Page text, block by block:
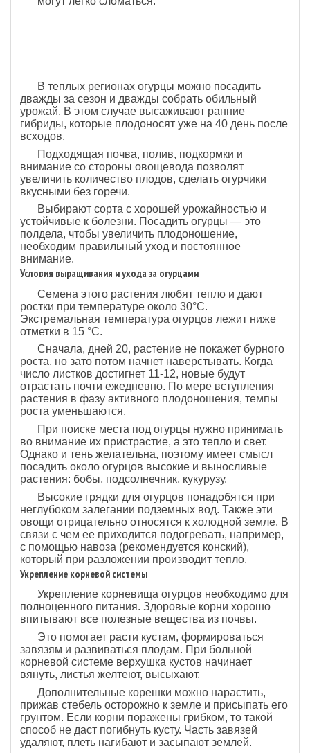
В теплых регионах огурцы можно посадить
дважды за сезон и дважды собрать обильный
урожай. В этом случае высаживают ранние
гибриды, которые плодоносят уже на 40 день после
всходов.
Подходящая почва, полив, подкормки и
внимание со стороны овощевода позволят
увеличить количество плодов, сделать огурчики
вкусными без горечи.
Выбирают сорта с хорошей урожайностью и
устойчивые к болезни. Посадить огурцы — это
полдела, чтобы увеличить плодоношение,
необходим правильный уход и постоянное
внимание.
Условия выращивания и ухода за огурцами
Семена этого растения любят тепло и дают
ростки при температуре около 30°С.
Экстремальная температура огурцов лежит ниже
отметки в 15 °С.
Сначала, дней 20, растение не покажет бурного
роста, но зато потом начнет наверстывать. Когда
число листков достигнет 11-12, новые будут
отрастать почти ежедневно. По мере вступления
растения в фазу активного плодоношения, темпы
роста уменьшаются.
При поиске места под огурцы нужно принимать
во внимание их пристрастие, а это тепло и свет.
Однако и тень желательна, поэтому имеет смысл
посадить около огурцов высокие и выносливые
растения: бобы, подсолнечник, кукурузу.
Высокие грядки для огурцов понадобятся при
неглубоком залегании подземных вод. Также эти
овощи отрицательно относятся к холодной земле. В
связи с чем ее приходится подогревать, например,
с помощью навоза (рекомендуется конский),
который при разложении производит тепло.
Укрепление корневой системы
Укрепление корневища огурцов необходимо для
полноценного питания. Здоровые корни хорошо
впитывают все полезные вещества из почвы.
Это помогает расти кустам, формироваться
завязям и развиваться плодам. При больной
корневой системе верхушка кустов начинает
вянуть, листья желтеют, высыхают.
Дополнительные корешки можно нарастить,
прижав стебель осторожно к земле и присыпать его
грунтом. Если корни поражены грибком, то такой
способ не даст погибнуть кусту. Часть завязей
удаляют, плеть нагибают и засыпают землей.